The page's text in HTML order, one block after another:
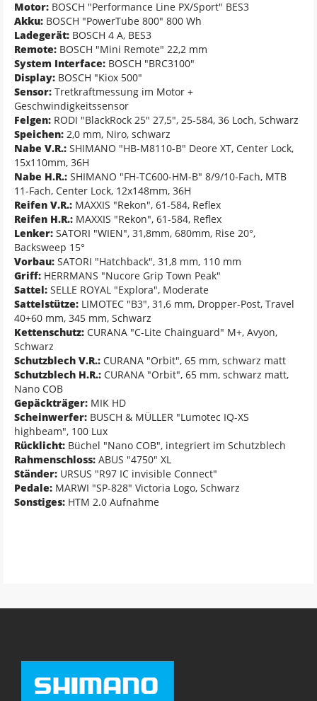
Motor: BOSCH "Performance Line PX/Sport" BES3
Akku: BOSCH "PowerTube 800" 800 Wh
Ladegerät: BOSCH 4 A, BES3
Remote: BOSCH "Mini Remote" 22,2 mm
System Interface: BOSCH "BRC3100"
Display: BOSCH "Kiox 500"
Sensor: Tretkraftmessung im Motor +
Geschwindigkeitssensor
Felgen: RODI "BlackRock 25" 27,5", 25-584, 36 Loch, Schwarz
Speichen: 2,0 mm, Niro, schwarz
Nabe V.R.: SHIMANO "HB-M8110-B" Deore XT, Center Lock,
15x110mm, 36H
Nabe H.R.: SHIMANO "FH-TC600-HM-B" 8/9/10-Fach, MTB
11-Fach, Center Lock, 12x148mm, 36H
Reifen V.R.: MAXXIS "Rekon", 61-584, Reflex
Reifen H.R.: MAXXIS "Rekon", 61-584, Reflex
Lenker: SATORI "WIEN", 31,8mm, 680mm, Rise 20°,
Backsweep 15°
Vorbau: SATORI "Hatchback", 31,8 mm, 110 mm
Griff: HERRMANS "Nucore Grip Town Peak"
Sattel: SELLE ROYAL "Explora", Moderate
Sattelstütze: LIMOTEC "B3", 31,6 mm, Dropper-Post, Travel
40+60 mm, 345 mm, Schwarz
Kettenschutz: CURANA "C-Lite Chainguard" M+, Avyon,
Schwarz
Schutzblech V.R.: CURANA "Orbit", 65 mm, schwarz matt
Schutzblech H.R.: CURANA "Orbit", 65 mm, schwarz matt,
Nano COB
Gepäckträger: MIK HD
Scheinwerfer: BUSCH & MÜLLER "Lumotec IQ-XS
highbeam", 100 Lux
Rücklicht: Büchel "Nano COB", integriert im Schutzblech
Rahmenschloss: ABUS "4750" XL
Ständer: URSUS "R97 IC invisible Connect"
Pedale: MARWI "SP-828" Victoria Logo, Schwarz
Sonstiges: HTM 2.0 Aufnahme